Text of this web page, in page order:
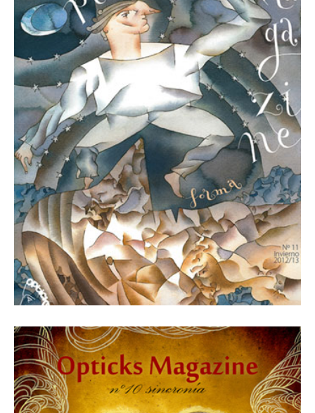
1 noviembre, 2012
Revista Número 11